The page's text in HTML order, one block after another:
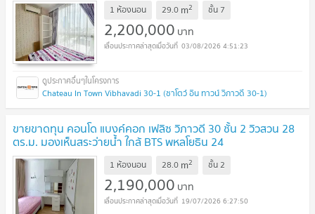
1 ห้องนอน 29.0 m2 ชั้น 7
2,200,000 บาท
03/08/2026 4:51:23
Chateau In Town Vibhavadi 30-1 (ชาโตว์ อิน ทาวน์ วิภาวดี 30-1)
ขายขาดทุน คอนโด แบงค์คอก เฟลิซ วิภาวดี 30 ชั้น 2 วิวสวน 28
ตร.ม. มองเห็นสระว่ายน้ำ ใกล้ BTS พหลโยธิน 24
1 ห้องนอน 28.0 m2 ชั้น2
2,190,000 บาท
19/07/2026 6:27:50